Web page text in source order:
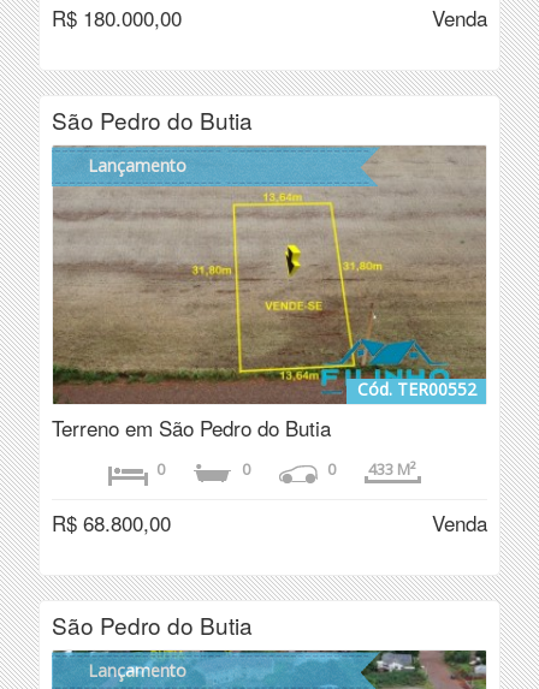
R$ 180.000,00 Venda
São Pedro do Butia
Lançamento
Cód. TER00552
Terreno em São Pedro do Butia
0 0 0 433 M²
R$ 68.800,00 Venda
São Pedro do Butia
Lançamento